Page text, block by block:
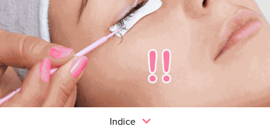
Indice